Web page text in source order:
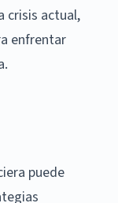
crisis actual,
enfrentar
puede